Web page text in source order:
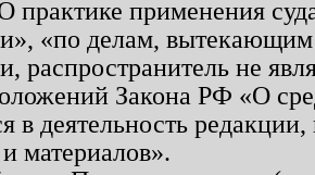
практике применения
«по делам, вытекающим
распространитель не
Закона РФ «О
в деятельность
материалов».